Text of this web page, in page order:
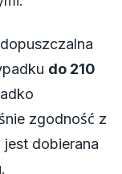
do 210
zgodność z
dobierana